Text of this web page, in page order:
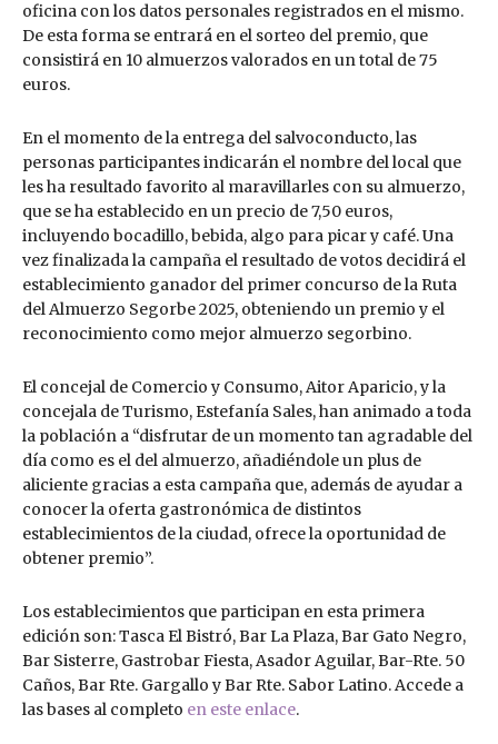
oficina con los datos personales registrados en el mismo.
De esta forma se entrará en el sorteo del premio, que
consistirá en 10 almuerzos valorados en un total de 75
euros.
En el momento de la entrega del salvoconducto, las
personas participantes indicarán el nombre del local que
les ha resultado favorito al maravillarles con su almuerzo,
que se ha establecido en un precio de 7,50 euros,
incluyendo bocadillo, bebida, algo para picar y café. Una
vez finalizada la campaña el resultado de votos decidirá el
establecimiento ganador del primer concurso de la Ruta
del Almuerzo Segorbe 2025, obteniendo un premio y el
reconocimiento como mejor almuerzo segorbino.
El concejal de Comercio y Consumo, Aitor Aparicio, y la
concejala de Turismo, Estefanía Sales, han animado a toda
la población a “disfrutar de un momento tan agradable del
día como es el del almuerzo, añadiéndole un plus de
aliciente gracias a esta campaña que, además de ayudar a
conocer la oferta gastronómica de distintos
establecimientos de la ciudad, ofrece la oportunidad de
obtener premio”.
Los establecimientos que participan en esta primera
edición son: Tasca El Bistró, Bar La Plaza, Bar Gato Negro,
Bar Sisterre, Gastrobar Fiesta, Asador Aguilar, Bar-Rte. 50
Caños, Bar Rte. Gargallo y Bar Rte. Sabor Latino. Accede a
las bases al completo en este enlace.